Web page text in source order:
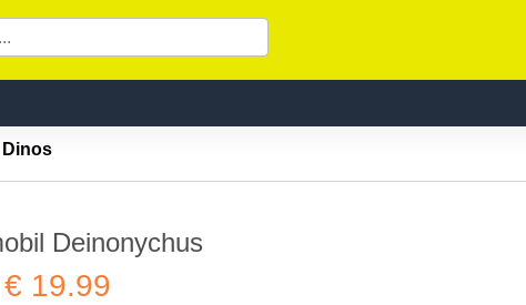
Dinos
Deinonychus
€ 19.99